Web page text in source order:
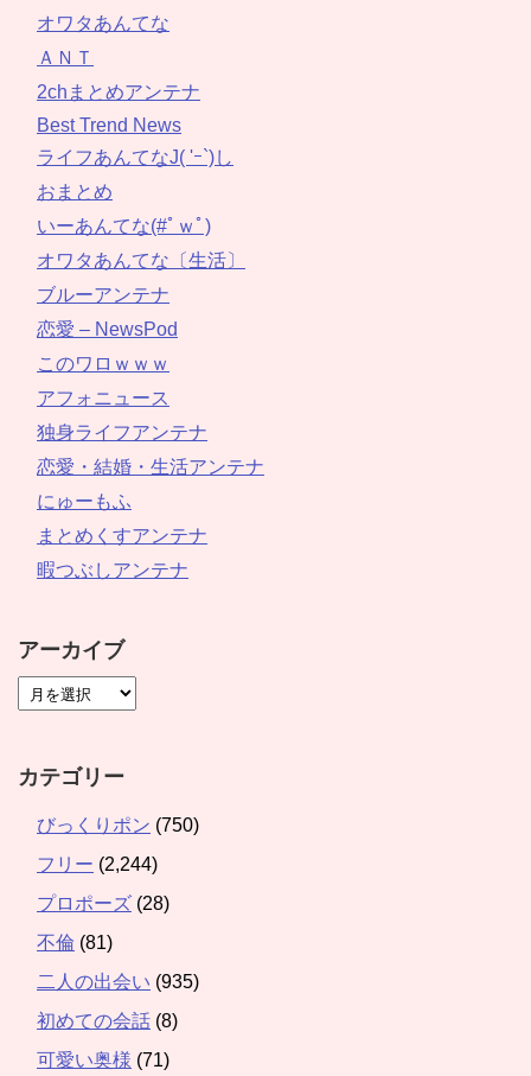
オワタあんてな
ＡＮＴ
2chまとめアンテナ
Best Trend News
ライフあんてなJ( 'ｰ`)し
おまとめ
いーあんてな(#ﾟｗﾟ)
オワタあんてな〔生活〕
ブルーアンテナ
恋愛 – NewsPod
このワロｗｗｗ
アフォニュース
独身ライフアンテナ
恋愛・結婚・生活アンテナ
にゅーもふ
まとめくすアンテナ
暇つぶしアンテナ
アーカイブ
カテゴリー
びっくりポン (750)
フリー (2,244)
プロポーズ (28)
不倫 (81)
二人の出会い (935)
初めての会話 (8)
可愛い奥様 (71)